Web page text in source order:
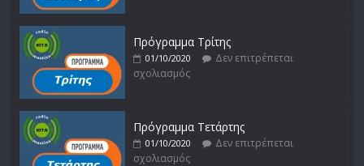
Πρόγραμμα Τρίτης
01/10/2020
Δεν επιτρέπεται
σχολιασμός
Πρόγραμμα Τετάρτης
01/10/2020
Δεν επιτρέπεται
σχολιασμός